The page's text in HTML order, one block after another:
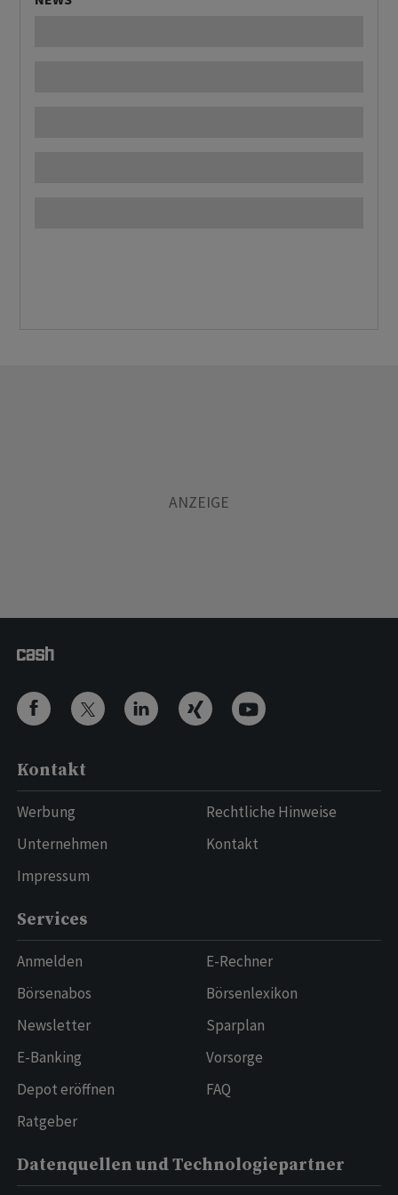
Kontakt
Werbung
Unternehmen
Impressum
Rechtliche Hinweise
Kontakt
Services
Anmelden
Börsenabos
Newsletter
E-Banking
Depot eröffnen
Ratgeber
E-Rechner
Börsenlexikon
Sparplan
Vorsorge
FAQ
Datenquellen und Technologiepartner